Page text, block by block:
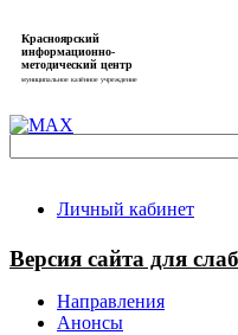
Красноярский
информационно-
методический центр
муниципальное казённое учреждение
Личный кабинет
Версия сайта для
Направления
Анонсы